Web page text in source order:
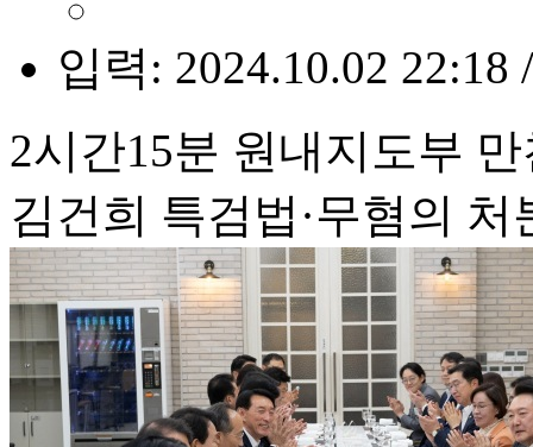
입력: 2024.10.02 22:18
2시간15분 원내지도부
김건희 특검법·무혐의